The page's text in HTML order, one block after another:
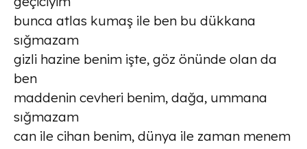
bunca atlas kumaş ile ben bu dükkana
sığmazam
gizli hazine benim işte, göz önünde olan da
ben
maddenin cevheri benim, dağa, ummana
sığmazam
can ile cihan benim, dünya ile zaman menem